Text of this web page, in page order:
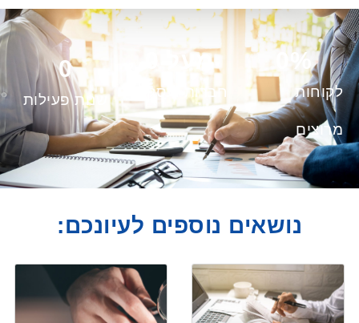
לקוחות
מרוצים
%
0
חברות ועסקים
מעל
שנות פעילות
0
נושאים נוספים לעיונכם: